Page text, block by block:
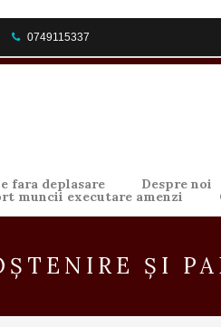
0749115337
fara deplasare Despre noi
muncii executare amenzi
ȘI